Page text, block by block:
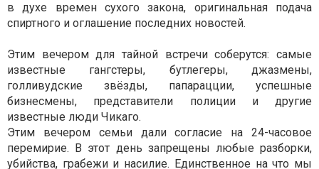
в духе времен сухого закона, оригинальная подача
спиртного и оглашение последних новостей.
Этим вечером для тайной встречи соберутся: самые
известные гангстеры, бутлегеры, джазмены,
голливудские звёзды, папарацции, успешные
бизнесмены, представители полиции и другие
известные люди Чикаго.
Этим вечером семьи дали согласие на 24-часовое
перемирие. В этот день запрещены любые разборки,
убийства, грабежи и насилие. Единственное на что мы